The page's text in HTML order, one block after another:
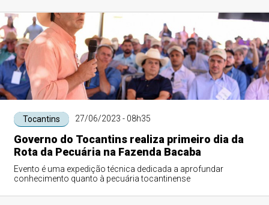
Tocantins 27/06/2023 - 08h35
Governo do Tocantins realiza primeiro dia da
Rota da Pecuária na Fazenda Bacaba
Evento é uma expedição técnica dedicada a aprofundar
conhecimento quanto à pecuária tocantinense